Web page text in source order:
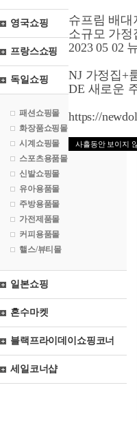
슈프림 배대
소규모 가정
2023 05 02
NJ 가정집+
DE 새로운
https://
사흘동안 보이지
영국쇼핑
프랑스쇼핑
독일쇼핑
패션쇼핑몰
화장품쇼핑몰
시계쇼핑몰
스포츠용품몰
신발쇼핑몰
유아용품몰
주방용품몰
가전제품몰
커피용품몰
핼스/뷰티몰
일본쇼핑
혼수마켓
블랙프라이데이쇼핑코너
세일코너샵